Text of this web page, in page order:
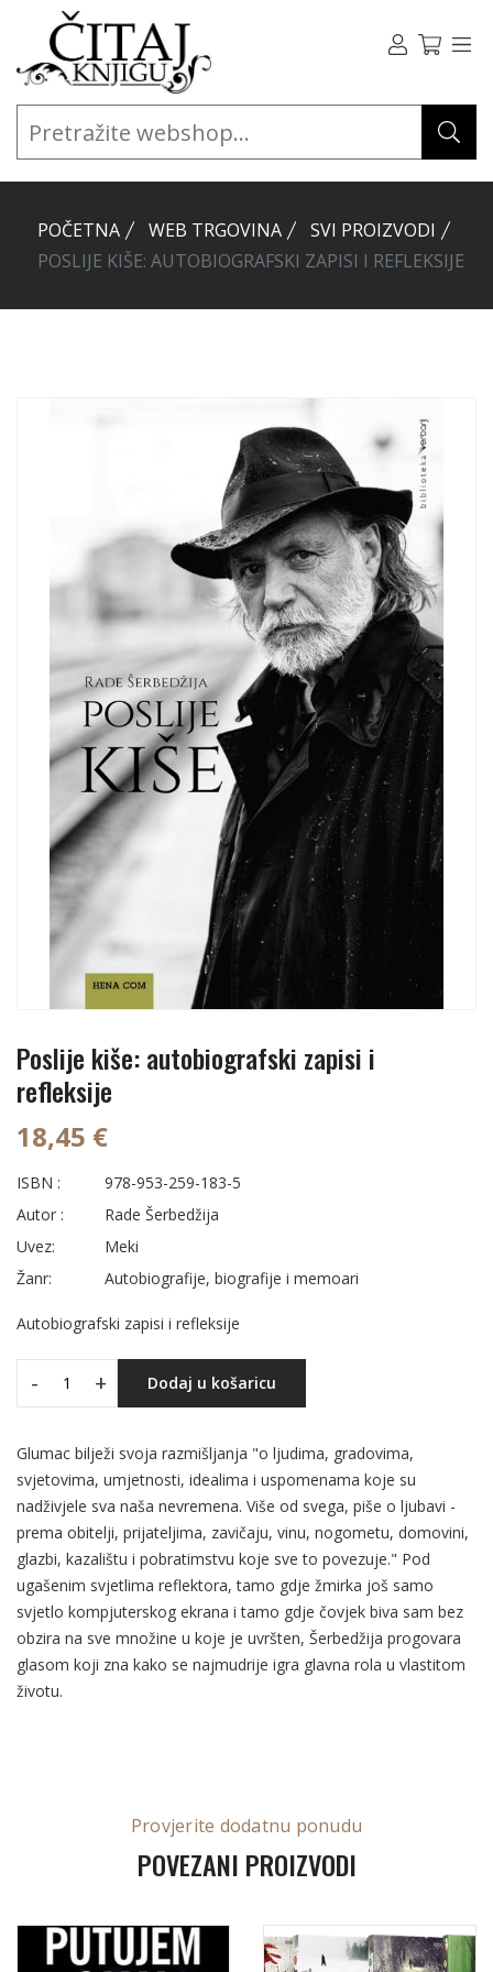
POČETNA WEB TRGOVINA
SVI PROIZVODI
POSLIJE KIŠE: AUTOBIOGRAFSKI ZAPISI I REFLEKSIJE
Poslije kiše: autobiografski zapisi i
refleksije
18,45 €
ISBN :
978-953-259-183-5
Autor :
Rade Šerbedžija
Uvez:
Meki
Žanr:
Autobiografije, biografije i memoari
Autobiografski zapisi i refleksije
- + Dodaj u košaricu
Glumac bilježi svoja razmišljanja "o ljudima, gradovima,
svjetovima, umjetnosti, idealima i uspomenama koje su
nadživjele sva naša nevremena. Više od svega, piše o ljubavi -
prema obitelji, prijateljima, zavičaju, vinu, nogometu, domovini,
glazbi, kazalištu i pobratimstvu koje sve to povezuje." Pod
ugašenim svjetlima reflektora, tamo gdje žmirka još samo
svjetlo kompjuterskog ekrana i tamo gdje čovjek biva sam bez
obzira na sve množine u koje je uvršten, Šerbedžija progovara
glasom koji zna kako se najmudrije igra glavna rola u vlastitom
životu.
Provjerite dodatnu ponudu
POVEZANI PROIZVODI